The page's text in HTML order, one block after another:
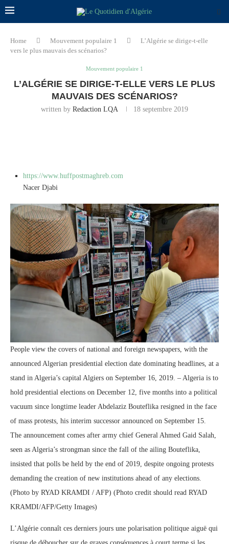
Home Mouvement populaire 1
L’Algérie se dirige-t-elle
vers le plus mauvais des scénarios?
Mouvement populaire 1
L’ALGÉRIE SE DIRIGE-T-ELLE VERS LE PLUS
MAUVAIS DES SCÉNARIOS?
written by Redaction LQA 18 septembre 2019
https://www.huffpostmaghreb.com
Nacer Djabi
People view the covers of national and foreign newspapers, with the
announced Algerian presidential election date dominating headlines, at a
stand in Algeria’s capital Algiers on September 16, 2019. – Algeria is to
hold presidential elections on December 12, five months into a political
vacuum since longtime leader Abdelaziz Bouteflika resigned in the face
of mass protests, his interim successor announced on September 15.
The announcement comes after army chief General Ahmed Gaid Salah,
seen as Algeria’s strongman since the fall of the ailing Bouteflika,
insisted that polls be held by the end of 2019, despite ongoing protests
demanding the creation of new institutions ahead of any elections.
(Photo by RYAD KRAMDI / AFP) (Photo credit should read RYAD
KRAMDI/AFP/Getty Images)
L’Algérie connaît ces derniers jours une polarisation politique aiguë qui